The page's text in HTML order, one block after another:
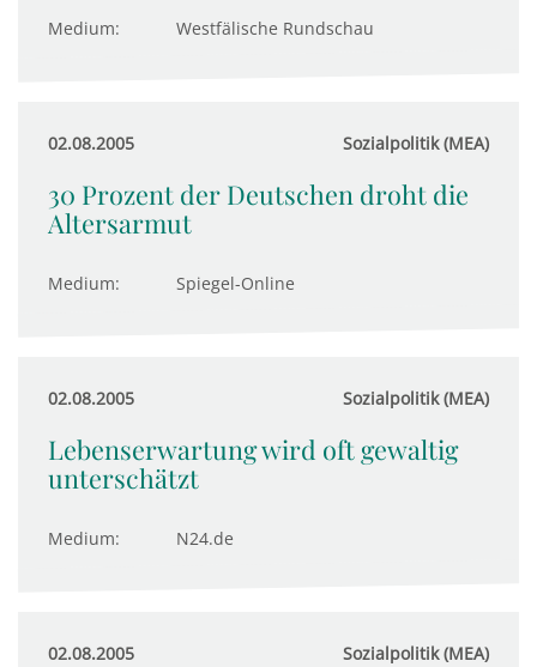
Medium: Westfälische Rundschau
02.08.2005 Sozialpolitik (MEA)
30 Prozent der Deutschen droht die
Altersarmut
Medium: Spiegel-Online
02.08.2005 Sozialpolitik (MEA)
Lebenserwartung wird oft gewaltig
unterschätzt
Medium: N24.de
02.08.2005 Sozialpolitik (MEA)